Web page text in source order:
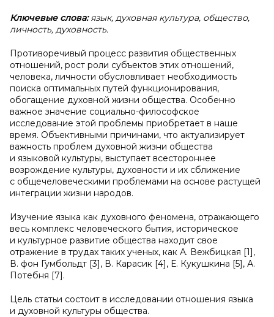
Ключевые слова: язык, духовная культура, общество,
личность, духовность.
Противоречивый процесс развития общественных
отношений, рост роли субъектов этих отношений,
человека, личности обусловливает необходимость
поиска оптимальных путей функционирования,
обогащение духовной жизни общества. Особенно
важное значение социально-философское
исследование этой проблемы приобретает в наше
время. Объективными причинами, что актуализирует
важность проблем духовной жизни общества
и языковой культуры, выступает всестороннее
возрождение культуры, духовности и их сближение
с общечеловеческими проблемами на основе растущей
интеграции жизни народов.
Изучение языка как духовного феномена, отражающего
весь комплекс человеческого бытия, историческое
и культурное развитие общества находит свое
отражение в трудах таких ученых, как А. Вежбицкая [1],
В. фон Гумбольдт [3], В. Карасик [4], Е. Кукушкина [5], А.
Потебня [7].
Цель статьи состоит в исследовании отношения языка
и духовной культуры общества.